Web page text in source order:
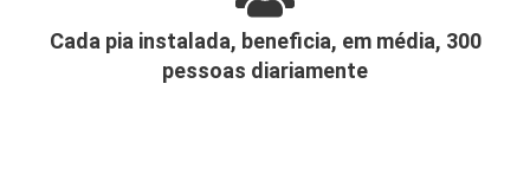
Cada pia instalada, beneficia, em média, 300
pessoas diariamente